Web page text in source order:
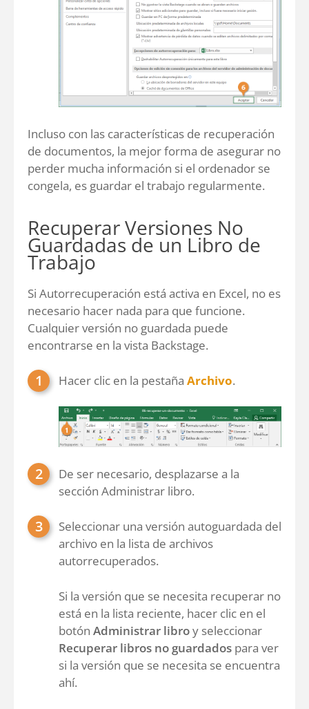
Incluso con las características de recuperación
de documentos, la mejor forma de asegurar no
perder mucha información si el ordenador se
congela, es guardar el trabajo regularmente.
Recuperar Versiones No
Guardadas de un Libro de
Trabajo
Si Autorrecuperación está activa en Excel, no es
necesario hacer nada para que funcione.
Cualquier versión no guardada puede
encontrarse en la vista Backstage.
Hacer clic en la pestaña Archivo.
De ser necesario, desplazarse a la
sección Administrar libro.
Seleccionar una versión autoguardada del
archivo en la lista de archivos
autorrecuperados.
Si la versión que se necesita recuperar no
está en la lista reciente, hacer clic en el
botón Administrar libroy seleccionar
Recuperar libros no guardados para ver
si la versión que se necesita se encuentra
ahí.